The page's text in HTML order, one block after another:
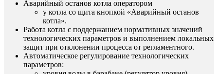
Аварийный останов котла оператором
у котла со щита кнопкой «Аварийный останов
котла».
Работа котла с поддержанием нормативных значений
технологических параметров и выполнением локальных
защит при отклонении процесса от регламентного.
Автоматическое регулирование технологических
параметров: